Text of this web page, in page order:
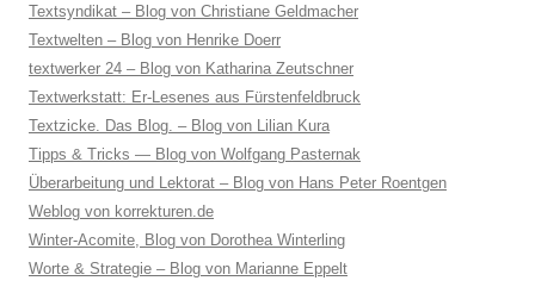
Textsyndikat – Blog von Christiane Geldmacher
Textwelten – Blog von Henrike Doerr
textwerker 24 – Blog von Katharina Zeutschner
Textwerkstatt: Er-Lesenes aus Fürstenfeldbruck
Textzicke. Das Blog. – Blog von Lilian Kura
Tipps & Tricks — Blog von Wolfgang Pasternak
Überarbeitung und Lektorat – Blog von Hans Peter Roentgen
Weblog von korrekturen.de
Winter-Acomite, Blog von Dorothea Winterling
Worte & Strategie – Blog von Marianne Eppelt